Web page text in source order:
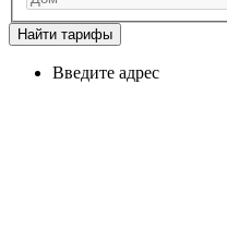
Найти тарифы
Введите адрес